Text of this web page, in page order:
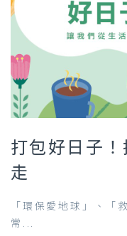
打包好日子
走
「環保愛地球」、「
常...